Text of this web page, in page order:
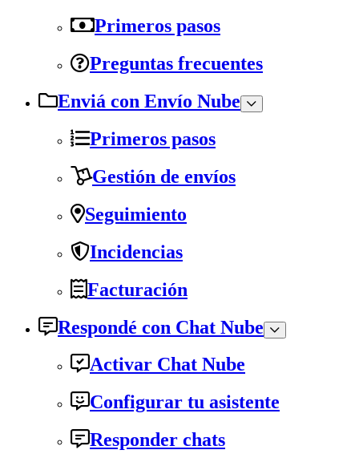
Primeros pasos
Preguntas frecuentes
Enviá con Envío Nube
Primeros pasos
Gestión de envíos
Seguimiento
Incidencias
Facturación
Respondé con Chat Nube
Activar Chat Nube
Configurar tu asistente
Responder chats